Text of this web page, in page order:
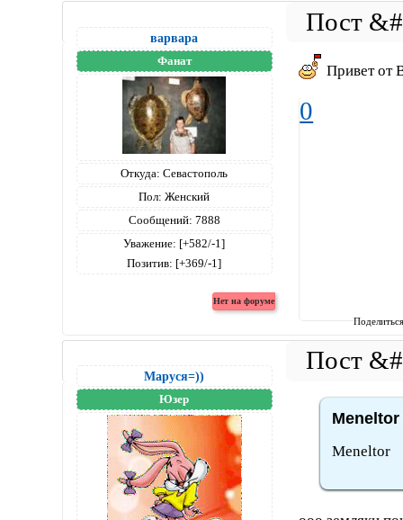
варвара
Фанат
Откуда: Севастополь
Пол: Женский
Сообщений: 7888
Уважение: [+582/-1]
Позитив: [+369/-1]
Привет от
0
Маруся=))
Юзер
Meneltor